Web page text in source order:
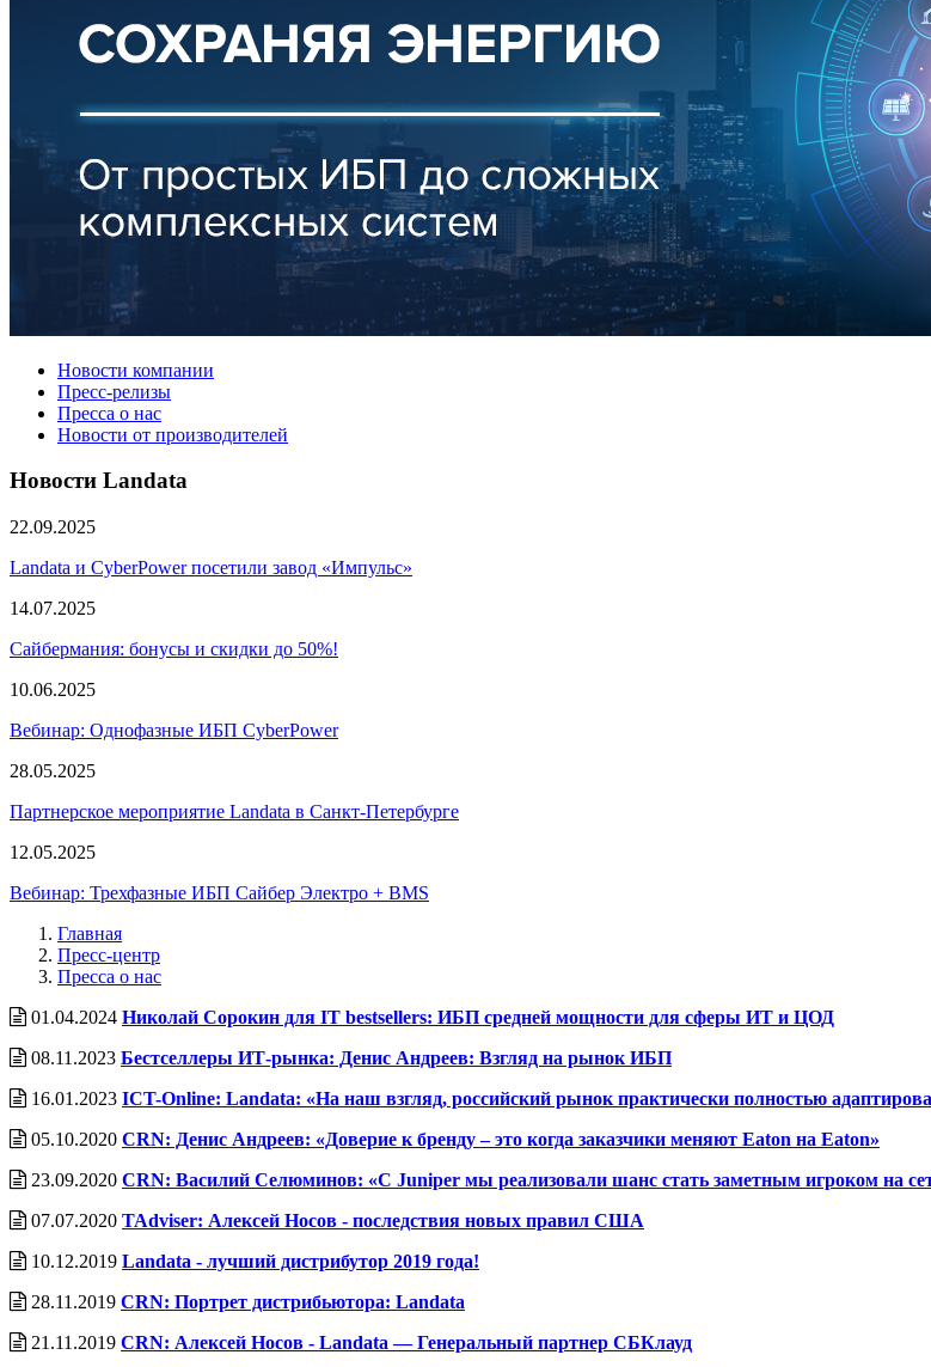
Новости компании
Пресс-релизы
Пресса о нас
Новости от производителей
Новости Landata
22.09.2025
Landata и CyberPower посетили завод «Импульс»
14.07.2025
Сайбермания: бонусы и скидки до 50%!
10.06.2025
Вебинар: Однофазные ИБП CyberPower
28.05.2025
Партнерское мероприятие Landata в Санкт-Петербурге
12.05.2025
Вебинар: Трехфазные ИБП Сайбер Электро + BMS
Главная
Пресс-центр
Пресса о нас
01.04.2024 Николай Сорокин для IT bestsellers: ИБП средней мощности для сферы ИТ и ЦОД
08.11.2023 Бестселлеры ИТ-рынка: Денис Андреев: Взгляд на рынок ИБП
16.01.2023 ICT-Online: Landata: «На наш взгляд, российский рынок практически полностью
05.10.2020 CRN: Денис Андреев: «Доверие к бренду – это когда заказчики меняют Eaton на Eaton»
23.09.2020 CRN: Василий Селюминов: «С Juniper мы реализовали шанс стать заметным игроком на
07.07.2020 TAdviser: Алексей Носов - последствия новых правил США
10.12.2019 Landata - лучший дистрибутор 2019 года!
28.11.2019 CRN: Портрет дистрибьютора: Landata
21.11.2019 СRN: Алексей Носов - Landata — Генеральный партнер СБКлауд